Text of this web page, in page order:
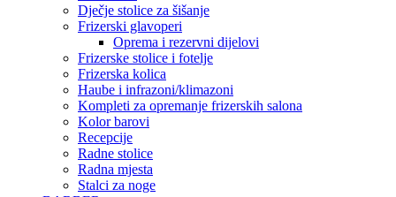
Dječje stolice za šišanje
Frizerski glavoperi
Oprema i rezervni dijelovi
Frizerske stolice i fotelje
Frizerska kolica
Haube i infrazoni/klimazoni
Kompleti za opremanje frizerskih salona
Kolor barovi
Recepcije
Radne stolice
Radna mjesta
Stalci za noge